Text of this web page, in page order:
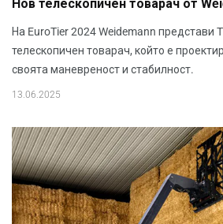
Нов телескопичен товарач от
На EuroTier 2024 Weidemann представи
телескопичен товарач, който е
своята маневреност и стабилност.
13.06.2025